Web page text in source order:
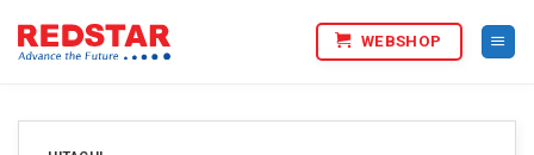
qua
WEBSHOP